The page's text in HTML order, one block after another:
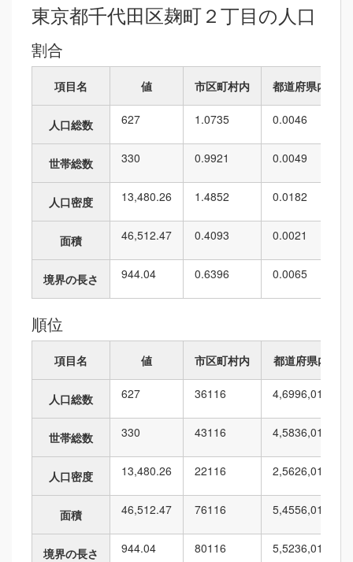
東京都千代田区麹町２丁目の人口
割合
項目名 値 市区町村内 都道府県内
人口総数 627 1.0735 0.0046
世帯総数 330 0.9921 0.0049
人口密度 13,480.26 1.4852 0.0182
面積 46,512.47 0.4093 0.0021
境界の長さ 944.04 0.6396 0.0065
順位
項目名 値 市区町村内 都道府県内
人口総数 627 36116 4,6996,010
世帯総数 330 43116 4,5836,010
人口密度 13,480.26 22116 2,5626,010
面積 46,512.47 76116 5,4556,010
境界の長さ 944.04 80116 5,5236,010